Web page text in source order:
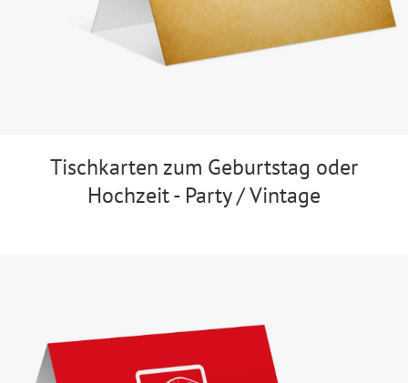
Tischkarten zum Geburtstag oder
Hochzeit - Party / Vintage